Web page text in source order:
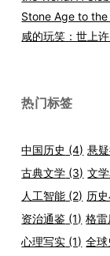
Stone Age to the
咸的玩笑：世上
热门标签
中国历史 (4) 悬
古典文学 (3) 文
人工智能 (2) 历
资治通鉴 (1) 格雷
心理写实 (1) 全球